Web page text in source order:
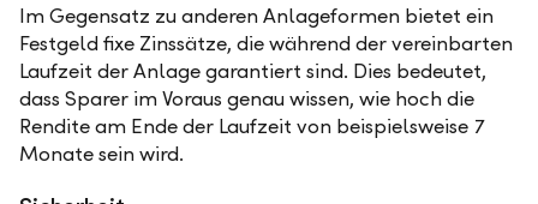
Im Gegensatz zu anderen Anlageformen bietet ein
Festgeld fixe Zinssätze, die während der vereinbarten
Laufzeit der Anlage garantiert sind. Dies bedeutet,
dass Sparer im Voraus genau wissen, wie hoch die
Rendite am Ende der Laufzeit von beispielsweise 7
Monate sein wird.